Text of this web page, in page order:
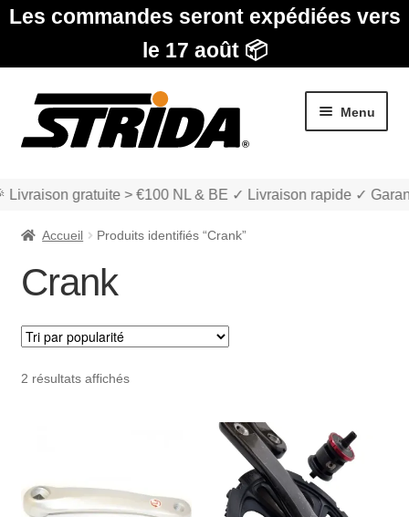
Les commandes seront expédiées vers
le 17 août 📦
Aller
la
Aller
contenu
Menu
SOLDES
Livraison gratuite > €100 NL & BE ✓ Livraison rapide ✓
Accueil Produits identifiés “Crank”
Crank
2 résultats affichésTrié